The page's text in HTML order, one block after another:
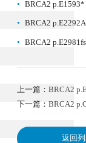
• BRCA2 p.E1593*
• BRCA2 p.E2292A
• BRCA2
上一篇： BRCA2
下一篇： BRCA2
返回